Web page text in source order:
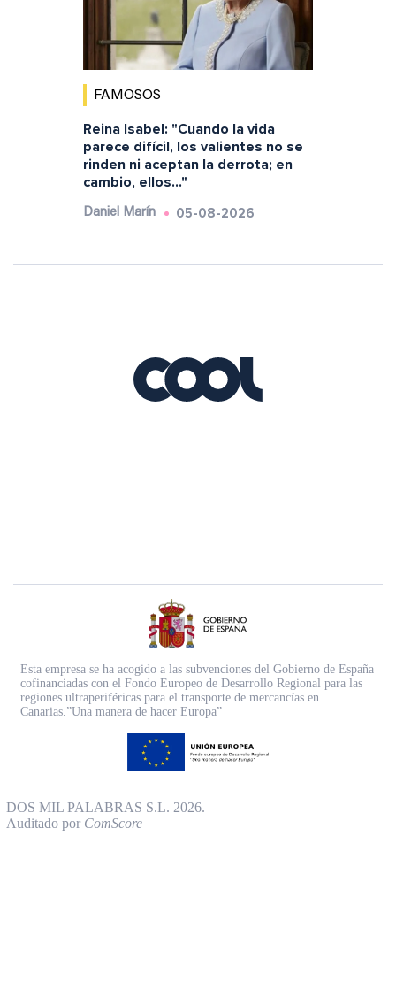
FAMOSOS
Reina Isabel: "Cuando la vida
parece difícil, los valientes no se
rinden ni aceptan la derrota; en
cambio, ellos..."
Daniel Marín 05-08-2026
Esta empresa se ha acogido a las subvenciones del Gobierno de España
cofinanciadas con el Fondo Europeo de Desarrollo Regional para las
regiones ultraperiféricas para el transporte de mercancías en
Canarias.”Una manera de hacer Europa”
DOS MIL PALABRAS S.L. 2026.
Auditado por ComScore